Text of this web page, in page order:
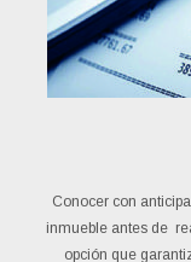
Conocer con
inmueble antes de
opción que